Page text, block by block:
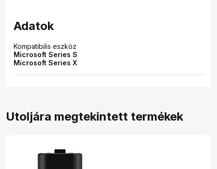
Adatok
Kompatibilis eszköz
Microsoft Series S
Microsoft Series X
Utoljára megtekintett termékek